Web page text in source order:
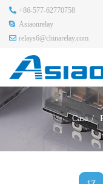
+86-577-62770758
Asiaonrelay
relays6@chinarelay.com
Casa